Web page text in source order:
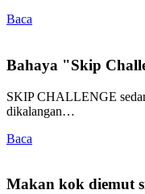
Baca
Bahaya "Skip
SKIP CHALLENGE
dikalangan…
Baca
Makan kok diemut